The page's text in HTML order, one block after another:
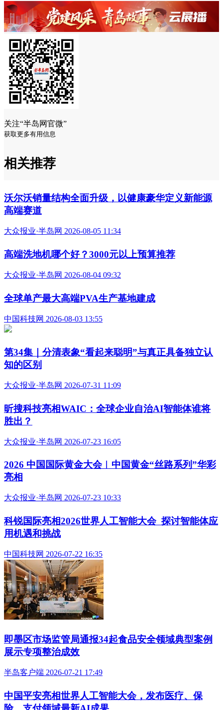
关注“半岛网官微”
获取更多有用信息
相关推荐
沃尔沃销量结构全面升级，以健康豪华定义新能源
高端赛道
大众报业·半岛网 2026-08-05 11:34
高端洗地机哪个好？3000元以上预算推荐
大众报业·半岛网 2026-08-04 09:32
全球单产最大高端PVA生产基地建成
中国科技网 2026-08-03 13:55
第34集｜分清表象“看起来聪明”与真正具备独立认
知的区别
大众报业·半岛网 2026-07-31 11:09
昕搜科技亮相WAIC：全球企业自治AI智能体谁将
胜出？
大众报业·半岛网 2026-07-23 16:05
2026 中国国际黄金大会︱中国黄金“丝路系列”华彩
亮相
大众报业·半岛网 2026-07-23 10:33
科锐国际亮相2026世界人工智能大会 探讨智能体应
用机遇和挑战
中国科技网 2026-07-22 16:35
即墨区市场监管局通报34起食品安全领域典型案例
展示专项整治成效
半岛客户端 2026-07-21 17:49
中国平安亮相世界人工智能大会，发布医疗、保